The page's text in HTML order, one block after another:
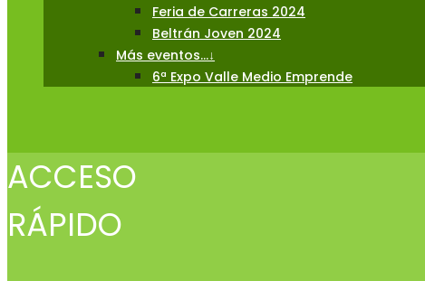
Feria de Carreras 2024
Beltrán Joven 2024
Más eventos…↓
6ª Expo Valle Medio Emprende
ACCESO
RÁPIDO